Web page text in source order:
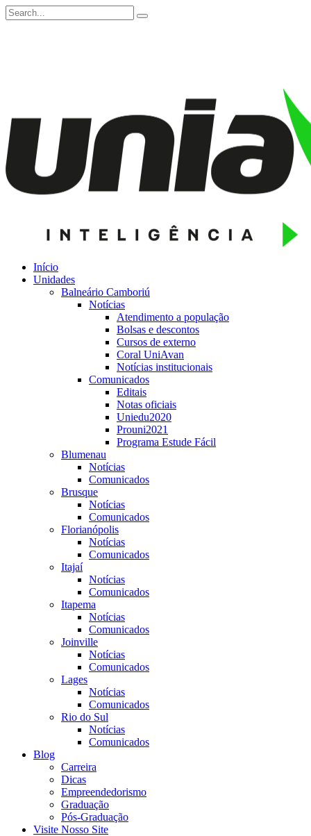
Início
Unidades
Balneário Camboriú
Notícias
Atendimento a população
Bolsas e descontos
Cursos de externo
Coral UniAvan
Notícias institucionais
Comunicados
Editais
Notas oficiais
Uniedu2020
Prouni2021
Programa Estude Fácil
Blumenau
Notícias
Comunicados
Brusque
Notícias
Comunicados
Florianópolis
Notícias
Comunicados
Itajaí
Notícias
Comunicados
Itapema
Notícias
Comunicados
Joinville
Notícias
Comunicados
Lages
Notícias
Comunicados
Rio do Sul
Notícias
Comunicados
Blog
Carreira
Dicas
Empreendedorismo
Graduação
Pós-Graduação
Visite Nosso Site